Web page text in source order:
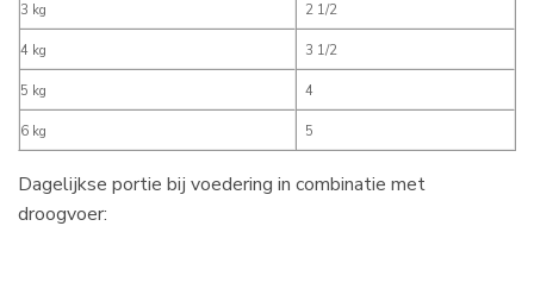
3 kg 2 1/2
4 kg 3 1/2
5 kg 4
6 kg 5
Dagelijkse portie bij voedering in combinatie met
droogvoer: